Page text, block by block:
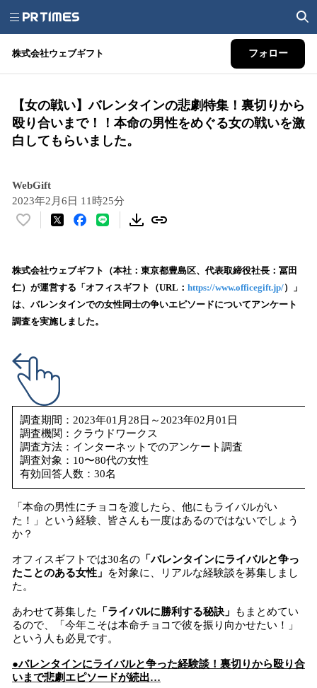
株式会社ウェブギフト フォロー
【女の戦い】バレンタインの悲劇特集！裏切りから
殴り合いまで！！本命の男性をめぐる女の戦いを激
白してもらいました。
WebGift
2023年2月6日 11時25分
い
！
数
を
読
み
中
で
す
株式会社ウェブギフト（本社：東京都豊島区、代表取締役社長：冨田
仁）が運営する「オフィスギフト（URL： https://www.officegift.jp/）」
は、バレンタインでの女性同士の争いエピソードについてアンケート
調査を実施しました。
調査期間：2023年01月28日～2023年02月01日
調査機関：クラウドワークス
調査方法：インターネットでのアンケート調査
調査対象：10〜80代の女性
有効回答人数：30名
「本命の男性にチョコを渡したら、他にもライバルがい
た！」という経験、皆さんも一度はあるのではないでしょう
か？
オフィスギフトでは30名の 「バレンタインにライバルと争っ
たことのある女性」
を対象に、リアルな経験談を募集しまし
た。
あわせて募集した 「ライバルに勝利する秘訣」
もまとめてい
るので、「今年こそは本命チョコで彼を振り向かせたい！」
という人も必見です。
●バレンタインにライバルと争った経験談！裏切りから殴り合
いまで悲劇エピソードが続出…